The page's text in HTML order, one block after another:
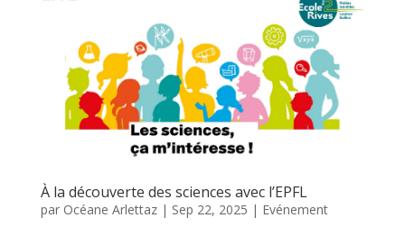
À la découverte des sciences avec l’EPFL
par Océane Arlettaz| Sep 22, 2025 | Evénement